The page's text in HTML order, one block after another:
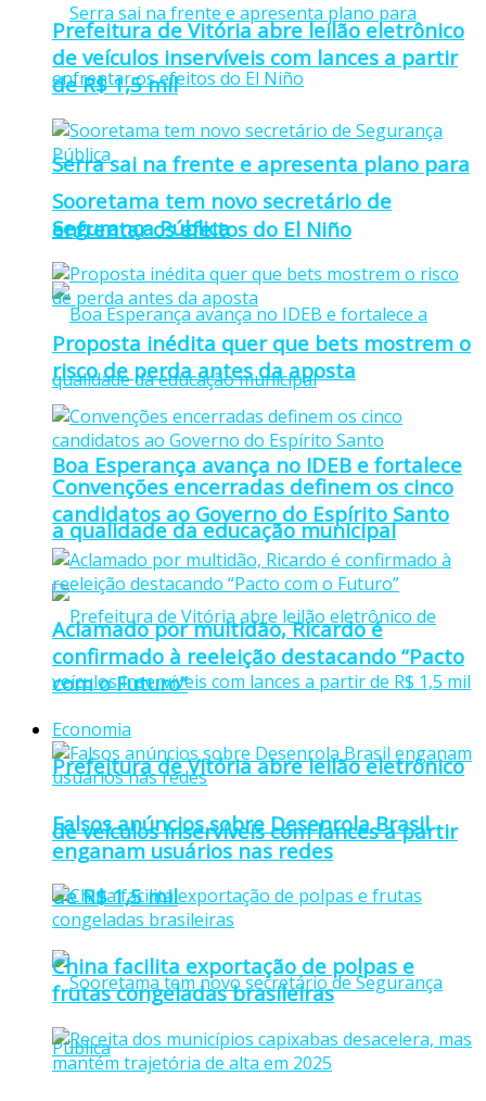
Serra sai na frente e apresenta plano para
enfrentar os efeitos do El Niño
Boa Esperança avança no IDEB e fortalece
a qualidade da educação municipal
Prefeitura de Vitória abre leilão eletrônico
de veículos inservíveis com lances a partir
de R$ 1,5 mil
Prefeitura de Vitória abre leilão eletrônico
de veículos inservíveis com lances a partir
de R$ 1,5 mil
Sooretama tem novo secretário de
Segurança Pública
Proposta inédita quer que bets mostrem o
risco de perda antes da aposta
Convenções encerradas definem os cinco
candidatos ao Governo do Espírito Santo
Aclamado por multidão, Ricardo é
confirmado à reeleição destacando “Pacto
com o Futuro”
Economia
Falsos anúncios sobre Desenrola Brasil
enganam usuários nas redes
China facilita exportação de polpas e
frutas congeladas brasileiras